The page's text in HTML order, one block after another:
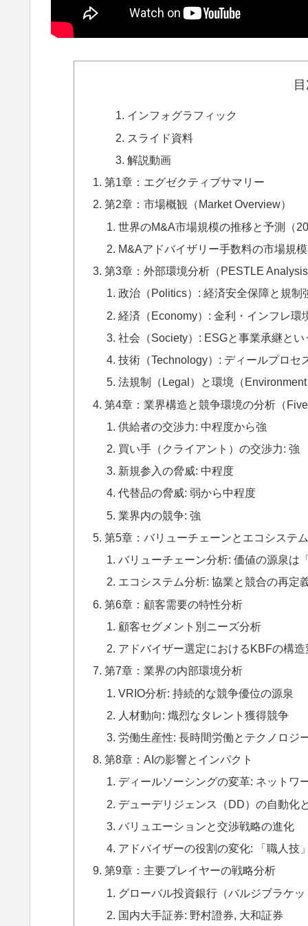
インフォグラフィック
スライド資料
解説動画
第1章：エグゼクティブサマリー
第2章：市場概観（Market Overview）
世界のM&A市場規模の推移と予測（
M&Aアドバイザリー手数料の市場規
第3章：外部環境分析（PESTLE
政治（Politics）: 経済安全保障と規制
経済（Economy）: 金利・インフレ環
社会（Society）: ESGと事業承継とい
技術（Technology）: ディールプロセ
法規制（Legal）と環境（
第4章：業界構造と競争環境の分析（
供給者の交渉力: 中程度から強
買い手（クライアント）の交渉力: 強
新規参入の脅威: 中程度
代替品の脅威: 弱から中程度
業界内の競争: 強
第5章：バリューチェーンとエコシステ
バリューチェーン分析: 価値の源泉は
エコシステム分析: 協業と競合の再定
第6章：顧客需要の特性分析
顧客セグメント別ニーズ分析
アドバイザー選定におけるKBFの構
第7章：業界の内部環境分析
VRIO分析: 持続的な競争優位の源泉
人材動向: 熾烈なタレント獲得競争
労働生産性: 長時間労働とテクノロジ
第8章：AIの影響とインパクト
ディールソーシングの変革: ネットワ
デューデリジェンス（DD）の自動化
バリュエーションと交渉戦略の進化
アドバイザーの役割の変化: 「職人技
第9章：主要プレイヤーの戦略分析
グローバル投資銀行（バルジブラケ
国内大手証券: 野村證券, 大和証券